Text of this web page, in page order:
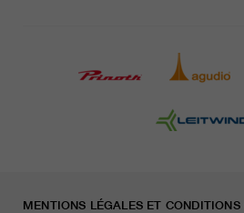
MENTIONS LÉGALES ET CONDITIONS